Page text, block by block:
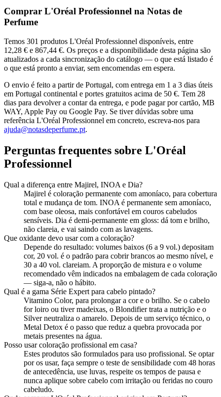
Comprar L'Oréal Professionnel na Notas de
Perfume
Temos 301 produtos L'Oréal Professionnel disponíveis, entre
12,28 € e 867,44 €. Os preços e a disponibilidade desta página são
atualizados a cada sincronização do catálogo — o que está listado é
o que está pronto a enviar, sem encomendas em espera.
O envio é feito a partir de Portugal, com entrega em 1 a 3 dias úteis
em Portugal continental e portes gratuitos acima de 50 €. Tem 28
dias para devolver a contar da entrega, e pode pagar por cartão, MB
WAY, Apple Pay ou Google Pay. Se tiver dúvidas sobre uma
referência L'Oréal Professionnel em concreto, escreva-nos para
ajuda@notasdeperfume.pt.
Perguntas frequentes sobre L'Oréal
Professionnel
Qual a diferença entre Majirel, INOA e Dia?
Majirel é coloração permanente com amoníaco, para cobertura
total e mudança de tom. INOA é permanente sem amoníaco,
com base oleosa, mais confortável em couros cabeludos
sensíveis. Dia é demi-permanente em gloss: dá tom e brilho,
não clareia, e vai saindo com as lavagens.
Que oxidante devo usar com a coloração?
Depende do resultado: volumes baixos (6 a 9 vol.) depositam
cor, 20 vol. é o padrão para cobrir brancos ao mesmo nível, e
30 a 40 vol. clareiam. A proporção de mistura e o volume
recomendado vêm indicados na embalagem de cada coloração
— siga-a, não o hábito.
Qual é a gama Série Expert para cabelo pintado?
Vitamino Color, para prolongar a cor e o brilho. Se o cabelo
for loiro ou tiver madeixas, o Blondifier trata a nutrição e o
Silver neutraliza o amarelo. Depois de um serviço técnico, o
Metal Detox é o passo que reduz a quebra provocada por
metais presentes na água.
Posso usar coloração profissional em casa?
Estes produtos são formulados para uso profissional. Se optar
por os usar, faça sempre o teste de sensibilidade com 48 horas
de antecedência, use luvas, respeite os tempos de pausa e
nunca aplique sobre cabelo com irritação ou feridas no couro
cabeludo.